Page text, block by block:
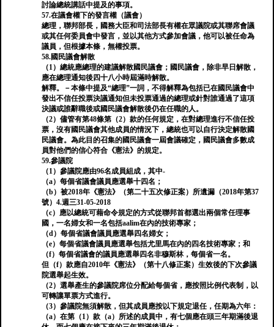
討論總統講話中提及的事項。
57.在議會權下的發言權（議會）
總理，聯邦部長，國務大臣和司法部長有權在眾議院或其聯席會議
或其任何委員會中發言，並以其他方式參加會議，他可以被任命為
議員，但根據本條，無權投票。
58.國民議會解散
（1）總統應總理的建議解散國民議會；國民議會，除非早日解散，
應在總理通知後四十八小時屆滿時解散。
解釋。－本條中提及“總理”一詞，不得解釋為包括已在國民議會中
發出不信任投票決議通知但未投票通過的總理或針對誰通過了這項
決議或誰辭職後或國民議會解散後仍在任職的人。
（2）儘管有第48條第（2）款的任何規定，在對總理進行不信任投
票，沒有國民議會其他成員的情況下，總統也可以自行決定解散國
民議會。為此目的召集的國民議會一屆會議確定，國民議會多數成
員對他們的信心符合《憲法》的規定。
59.參議院
（1）參議院應由96名成員組成，其中-
（a）每個省議會議員應選舉十四名；
（b）被2018年《憲法》（第二十五次修正案）所遺漏（2018年第37
號）4.週三31-05-2018
（c）應以總統可藉命令規定的方式從聯邦首都選出兩個常任理事
國，一名婦女和一名包括aalim在內的技術專家；
（d）每個省議會議員應選舉四名婦女；
（e）每個省議會議員應選舉包括尤里馬在內的四名技術專家；和
（f）每個省議會的議員應選舉四名非穆斯林，每個省一名。
但（f）款應自2010年《憲法》（第十八修正案）生效後的下次參議
院選舉起生效。
（2）選舉產生的參議院席位分配給每個省，應按照比例代表制，以
可轉讓單票方式進行。
（3）參議院無須解散，但其成員應按以下規定退任，任期為六年：
（a）在第（1）款（a）所述的成員中，有七個應在頭三年期滿後退